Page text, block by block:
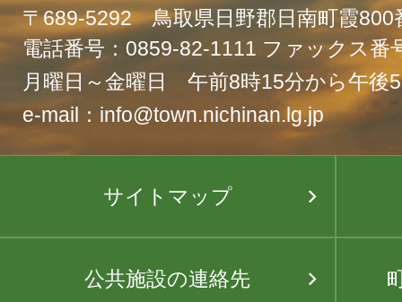
〒689-5292 鳥取県日野郡日南町霞800
電話番号：0859-82-1111 ファックス番
月曜日～金曜日 午前8時15分から午後
e-mail：info@town.nichinan.lg.jp
サイトマップ
公共施設の連絡先